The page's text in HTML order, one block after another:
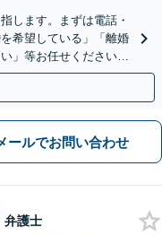
します。まずは電話・
希望している」「離婚
」等お任せください。
ールでお問い合わせ
弁護士